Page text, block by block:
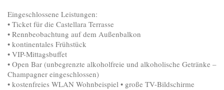
Eingeschlossene Leistungen:
• Ticket für die Castellara Terrasse
• Rennbeobachtung auf dem Außenbalkon
• kontinentales Frühstück
• VIP-Mittagsbuffet
• Open Bar (unbegrenzte alkoholfreie und alkoholische Getränke –
Champagner eingeschlossen)
• kostenfreies WLAN Wohnbeispiel • große TV-Bildschirme